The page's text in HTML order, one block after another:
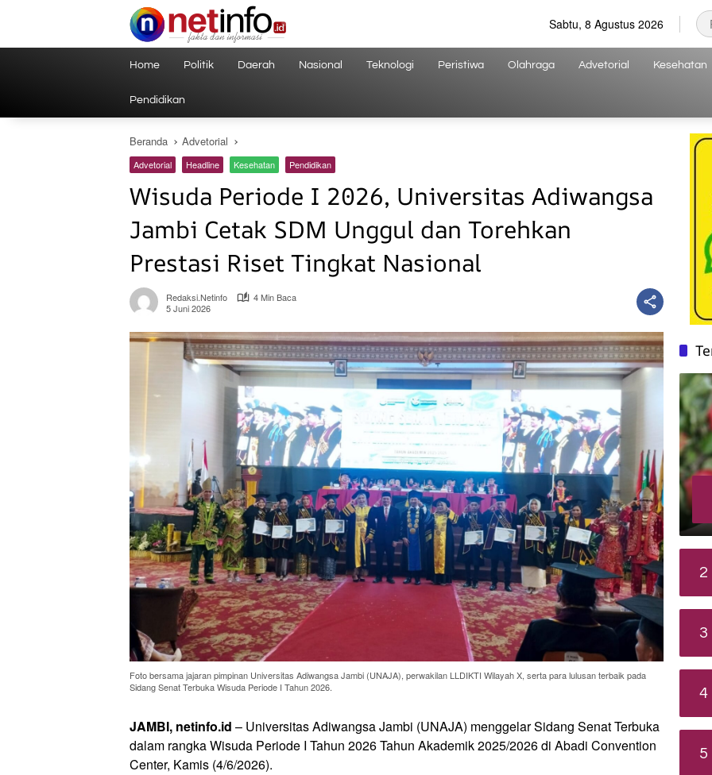
Sabtu, 8 Agustus 2026
Home Politik Daerah Nasional Teknologi Peristiwa Olahraga Advetorial Kesehatan
Pendidikan
Beranda Advetorial
Advetorial Headline Kesehatan Pendidikan
Wisuda Periode I 2026, Universitas Adiwangsa
Jambi Cetak SDM Unggul dan Torehkan
Prestasi Riset Tingkat Nasional
Redaksi.netinfo
4 Min Baca
5 Juni 2026
Foto bersama jajaran pimpinan Universitas Adiwangsa Jambi (UNAJA), perwakilan LLDIKTI Wilayah X, serta para lulusan terbaik pada
Sidang Senat Terbuka Wisuda Periode I Tahun 2026.
JAMBI, netinfo.id – Universitas Adiwangsa Jambi (UNAJA) menggelar Sidang Senat Terbuka
dalam rangka Wisuda Periode I Tahun 2026 Tahun Akademik 2025/2026 di Abadi Convention
Center, Kamis (4/6/2026).
2
3
4
5